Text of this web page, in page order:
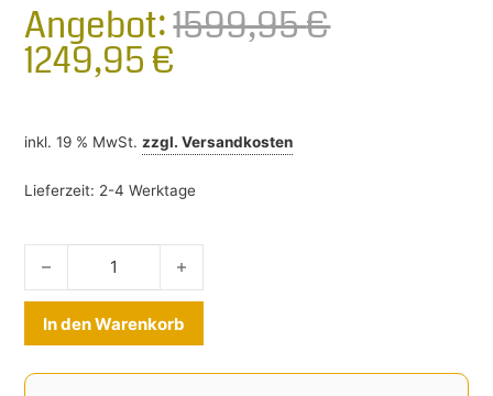
Angebot:1599,95€
Ursprünglicher Preis war:
1249,95 €
inkl. 19 % MwSt. zzgl.Versandkosten
Lieferzeit: 2-4 Werktage
Thule Chariot Sport 2 double schwarz Menge
In den Warenkorb